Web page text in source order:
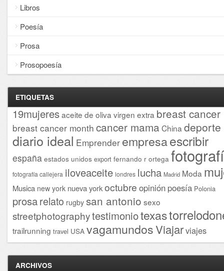
Libros
Poesía
Prosa
Prosopoesía
ETIQUETAS
19mujeresaceite de oliva virgen extra breast cancer
breast cancer month cancer mama China deporte
diario ideal Emprender empresaescribir
españa estados unidos export fernando r ortega
fotografía callejera iloveaceite londres lucha Madrid Moda
Musica new york nueva yorkoctubre opinión poesía Polonia
prosarelato rugby san antonio sexo
streetphotographytestimoniotexas
trailrunning travel USA vagamundosViajarviajes
ARCHIVOS